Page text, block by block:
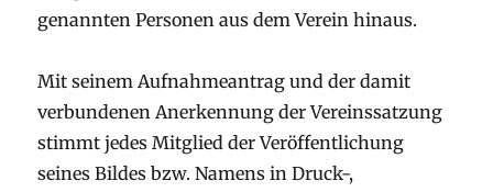
genannten Personen aus dem Verein hinaus.
Mit seinem Aufnahmeantrag und der damit
verbundenen Anerkennung der Vereinssatzung
stimmt jedes Mitglied der Veröffentlichung
seines Bildes bzw. Namens in Druck-,